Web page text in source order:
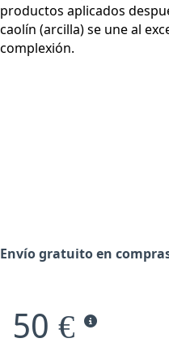
productos aplicados
caolín (arcilla) se une al
complexión.
Envío gratuito en
50 €